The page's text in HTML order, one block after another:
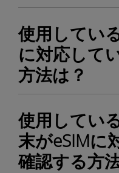
使用してい
に対応して
方法は？
使用してい
末がeSIMに
確認する方